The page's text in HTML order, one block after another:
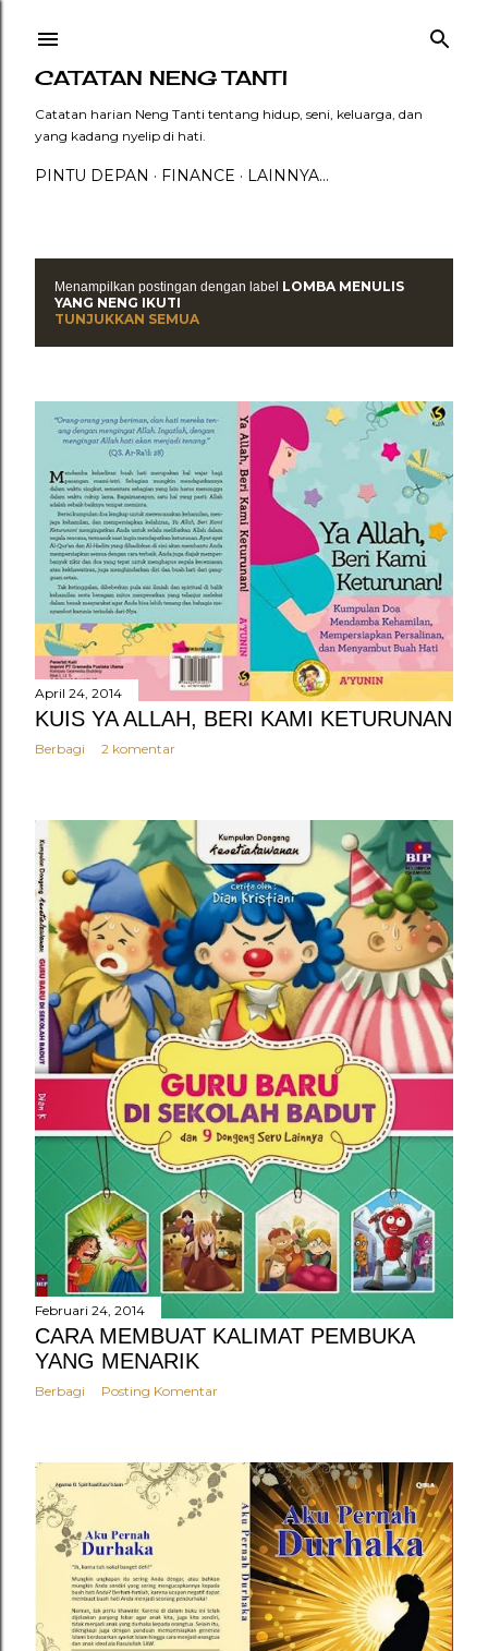
CATATAN NENG TANTI
Catatan harian Neng Tanti tentang hidup, seni, keluarga, dan
yang kadang nyelip di hati.
PINTU DEPAN FINANCE LAINNYA…
P
o
n
g
a
n
Menampilkan postingan dengan label LOMBA MENULIS
YANG NENG IKUTI
TUNJUKKAN SEMUA
April 24, 2014
KUIS YA ALLAH, BERI KAMI KETURUNAN
Berbagi 2 komentar
Februari 24, 2014
CARA MEMBUAT KALIMAT PEMBUKA
YANG MENARIK
Berbagi Posting Komentar